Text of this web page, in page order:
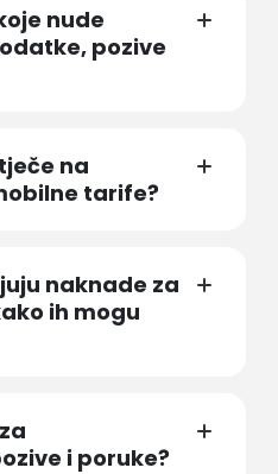
nude
pozive
na
tarife?
naknade za
ih mogu
i poruke?